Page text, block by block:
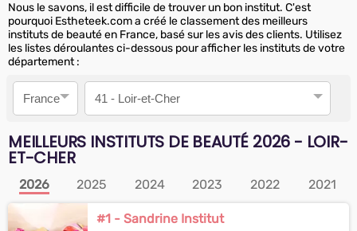
Nous le savons, il est difficile de trouver un bon institut. C'est
pourquoi Estheteek.com a créé le classement des meilleurs
instituts de beauté en France, basé sur les avis des clients. Utilisez
les listes déroulantes ci-dessous pour afficher les instituts de votre
département :
Pays
Département
MEILLEURS INSTITUTS DE BEAUTÉ 2026 - LOIR-
ET-CHER
2026 2025 2024 2023 2022 2021
#1 - Sandrine Institut